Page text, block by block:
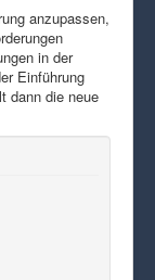
anzupassen,
in der
Einführung
dann die neue